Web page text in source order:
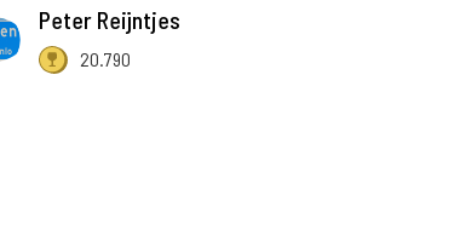
Peter Reijntjes
20.790